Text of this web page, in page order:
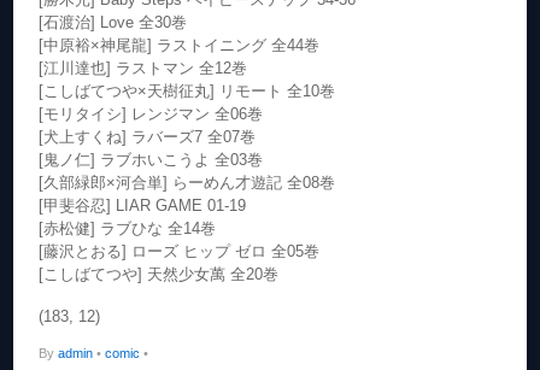
[石渡治] Love 全30巻
[中原裕×神尾龍] ラストイニング 全44巻
[江川達也] ラストマン 全12巻
[こしばてつや×天樹征丸] リモート 全10巻
[モリタイシ] レンジマン 全06巻
[犬上すくね] ラバーズ7 全07巻
[鬼ノ仁] ラブホいこうよ 全03巻
[久部緑郎×河合単] らーめん才遊記 全08巻
[甲斐谷忍] LIAR GAME 01-19
[赤松健] ラブひな 全14巻
[藤沢とおる] ローズ ヒップ ゼロ 全05巻
[こしばてつや] 天然少女萬 全20巻
(183, 12)
Byadmin • comic •